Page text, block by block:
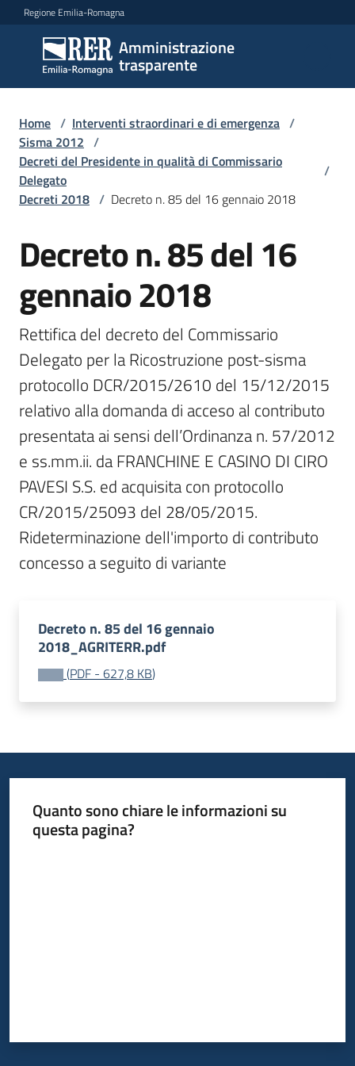
Vai al contenuto
Vai alla navigazione
Vai al footer
Regione Emilia-Romagna
Amministrazione
trasparente
Amministrazione
trasparente
Sottosezioni
Accesso
Home / Interventi straordinari e di emergenza /
Sisma 2012 /
Decreti del Presidente in qualità di Commissario
Delegato
/
Decreti 2018 / Decreto n. 85 del 16 gennaio 2018
Decreto n. 85 del 16
gennaio 2018
Rettifica del decreto del Commissario
Delegato per la Ricostruzione post-sisma
protocollo DCR/2015/2610 del 15/12/2015
relativo alla domanda di acceso al contributo
presentata ai sensi dell’Ordinanza n. 57/2012
e ss.mm.ii. da FRANCHINE E CASINO DI CIRO
PAVESI S.S. ed acquisita con protocollo
CR/2015/25093 del 28/05/2015.
Rideterminazione dell'importo di contributo
concesso a seguito di variante
Decreto n. 85 del 16 gennaio
2018_AGRITERR.pdf
(PDF - 627,8 KB)
Quanto sono chiare le informazioni su
questa pagina?